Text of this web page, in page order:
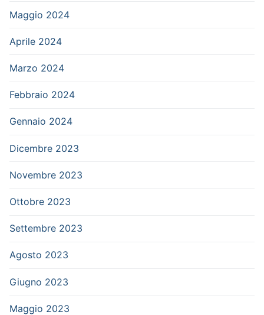
Maggio 2024
Aprile 2024
Marzo 2024
Febbraio 2024
Gennaio 2024
Dicembre 2023
Novembre 2023
Ottobre 2023
Settembre 2023
Agosto 2023
Giugno 2023
Maggio 2023